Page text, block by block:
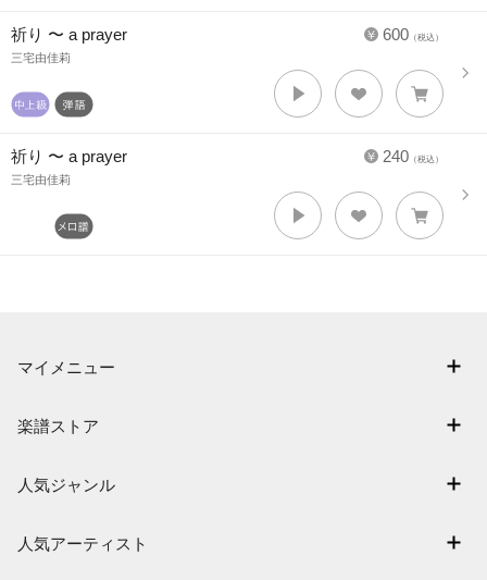
600 （税込）
祈り 〜 a prayer
三宅由佳莉
240 （税込）
祈り 〜 a prayer
三宅由佳莉
マイメニュー
退会はこちら
楽譜ストア
難易度別に探す
人気ジャンル
人気アーティスト